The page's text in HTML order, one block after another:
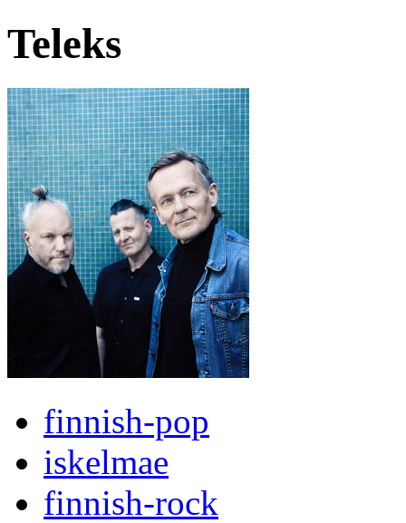
Teleks
finnish-pop
iskelmae
finnish-rock